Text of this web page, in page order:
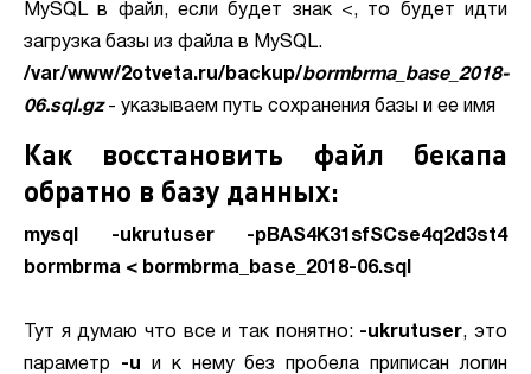
MySQL в файл, если будет знак <, то будет идти
загрузка базы из файла в MySQL.
/var/www/2otveta.ru/backup/bormbrma_base_2018-
06.sql.gz- указываем путь сохранения базы и ее имя
Как восстановить файл бекапа
обратно в базу данных:
mysql -ukrutuser -pBAS4K31sfSCse4q2d3st4
bormbrma < bormbrma_base_2018-06.sql
Тут я думаю что все и так понятно: -ukrutuser, это
параметр -u
и к нему без пробела приписан логин